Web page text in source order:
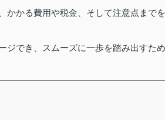
かかる費用や税金、そして注意点までを
ジでき、スムーズに一歩を踏み出すため